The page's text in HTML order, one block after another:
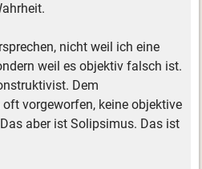
nicht weil ich eine
weil es objektiv falsch ist.
Dem
vorgeworfen, keine objektive
aber ist Solipsimus. Das ist